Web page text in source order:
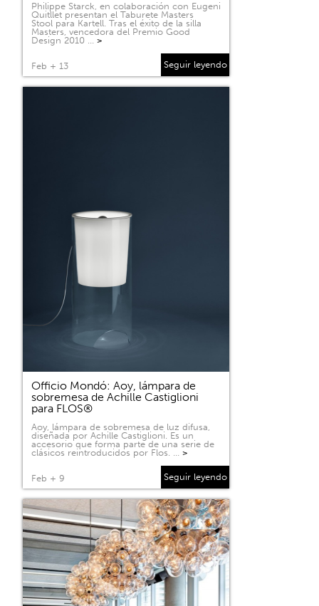
Philippe Starck, en colaboración con Eugeni
Quitllet presentan el Taburete Masters
Stool para Kartell. Tras el éxito de la silla
Masters, vencedora del Premio Good
Design 2010 … >
Feb + 13 Seguir leyendo
Officio Mondó: Aoy, lámpara de
sobremesa de Achille Castiglioni
para FLOS®
Aoy, lámpara de sobremesa de luz difusa,
diseñada por Achille Castiglioni. Es un
accesorio que forma parte de una serie de
clásicos reintroducidos por Flos. … >
Feb + 9 Seguir leyendo